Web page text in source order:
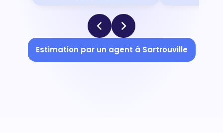
Estimation par un agent à Sartrouville